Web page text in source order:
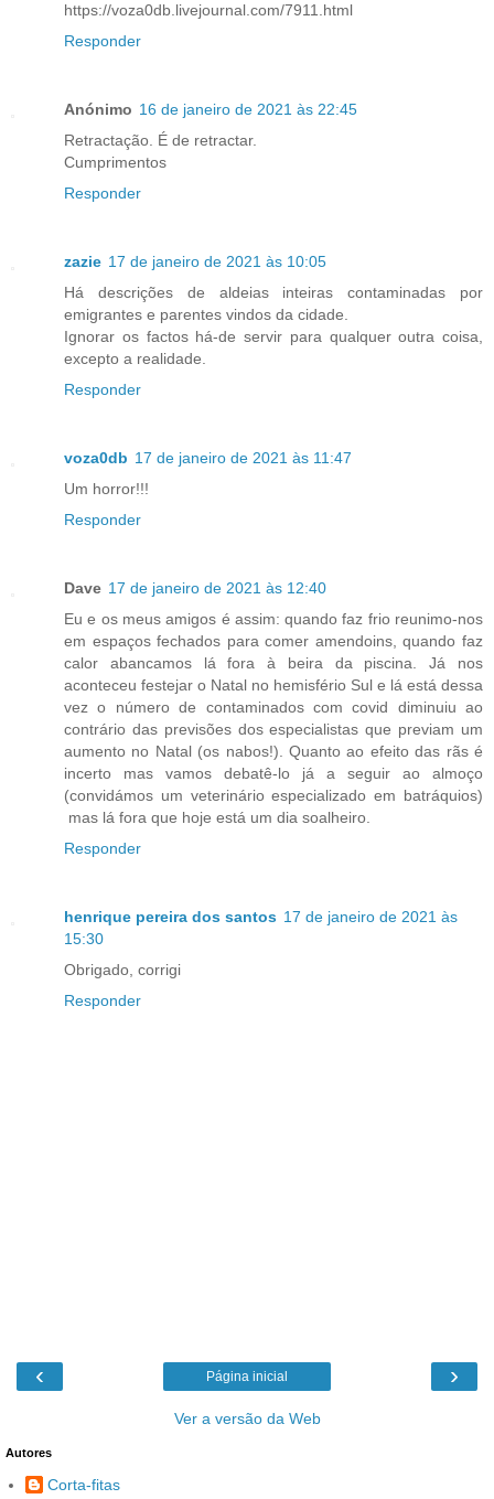
https://voza0db.livejournal.com/7911.html
Responder
Anónimo 16 de janeiro de 2021 às 22:45
Retractação. É de retractar.
Cumprimentos
Responder
zazie 17 de janeiro de 2021 às 10:05
Há descrições de aldeias inteiras contaminadas por
emigrantes e parentes vindos da cidade.
Ignorar os factos há-de servir para qualquer outra coisa,
excepto a realidade.
Responder
voza0db 17 de janeiro de 2021 às 11:47
Um horror!!!
Responder
Dave 17 de janeiro de 2021 às 12:40
Eu e os meus amigos é assim: quando faz frio reunimo-nos
em espaços fechados para comer amendoins, quando faz
calor abancamos lá fora à beira da piscina. Já nos
aconteceu festejar o Natal no hemisfério Sul e lá está dessa
vez o número de contaminados com covid diminuiu ao
contrário das previsões dos especialistas que previam um
aumento no Natal (os nabos!). Quanto ao efeito das rãs é
incerto mas vamos debatê-lo já a seguir ao almoço
(convidámos um veterinário especializado em batráquios)
mas lá fora que hoje está um dia soalheiro.
Responder
henrique pereira dos santos 17 de janeiro de 2021 às
15:30
Obrigado, corrigi
Responder
‹ ›
Página inicial
Ver a versão da Web
Autores
Corta-fitas